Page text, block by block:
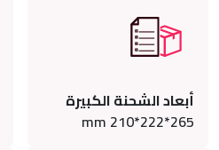
أبعاد الشحنة الكبيرة
265*222*210 mm